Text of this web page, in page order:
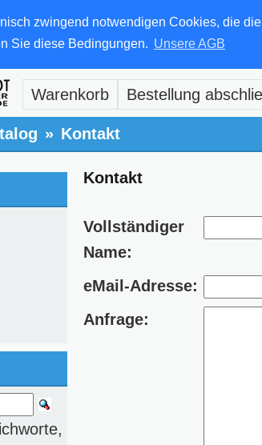
zwingend notwendigen Cookies, die
Sie diese Bedingungen. Unsere AGB
Warenkorb Bestellung
» Kontakt
Kontakt
Vollständiger
Name:
eMail-Adresse:
Anfrage: